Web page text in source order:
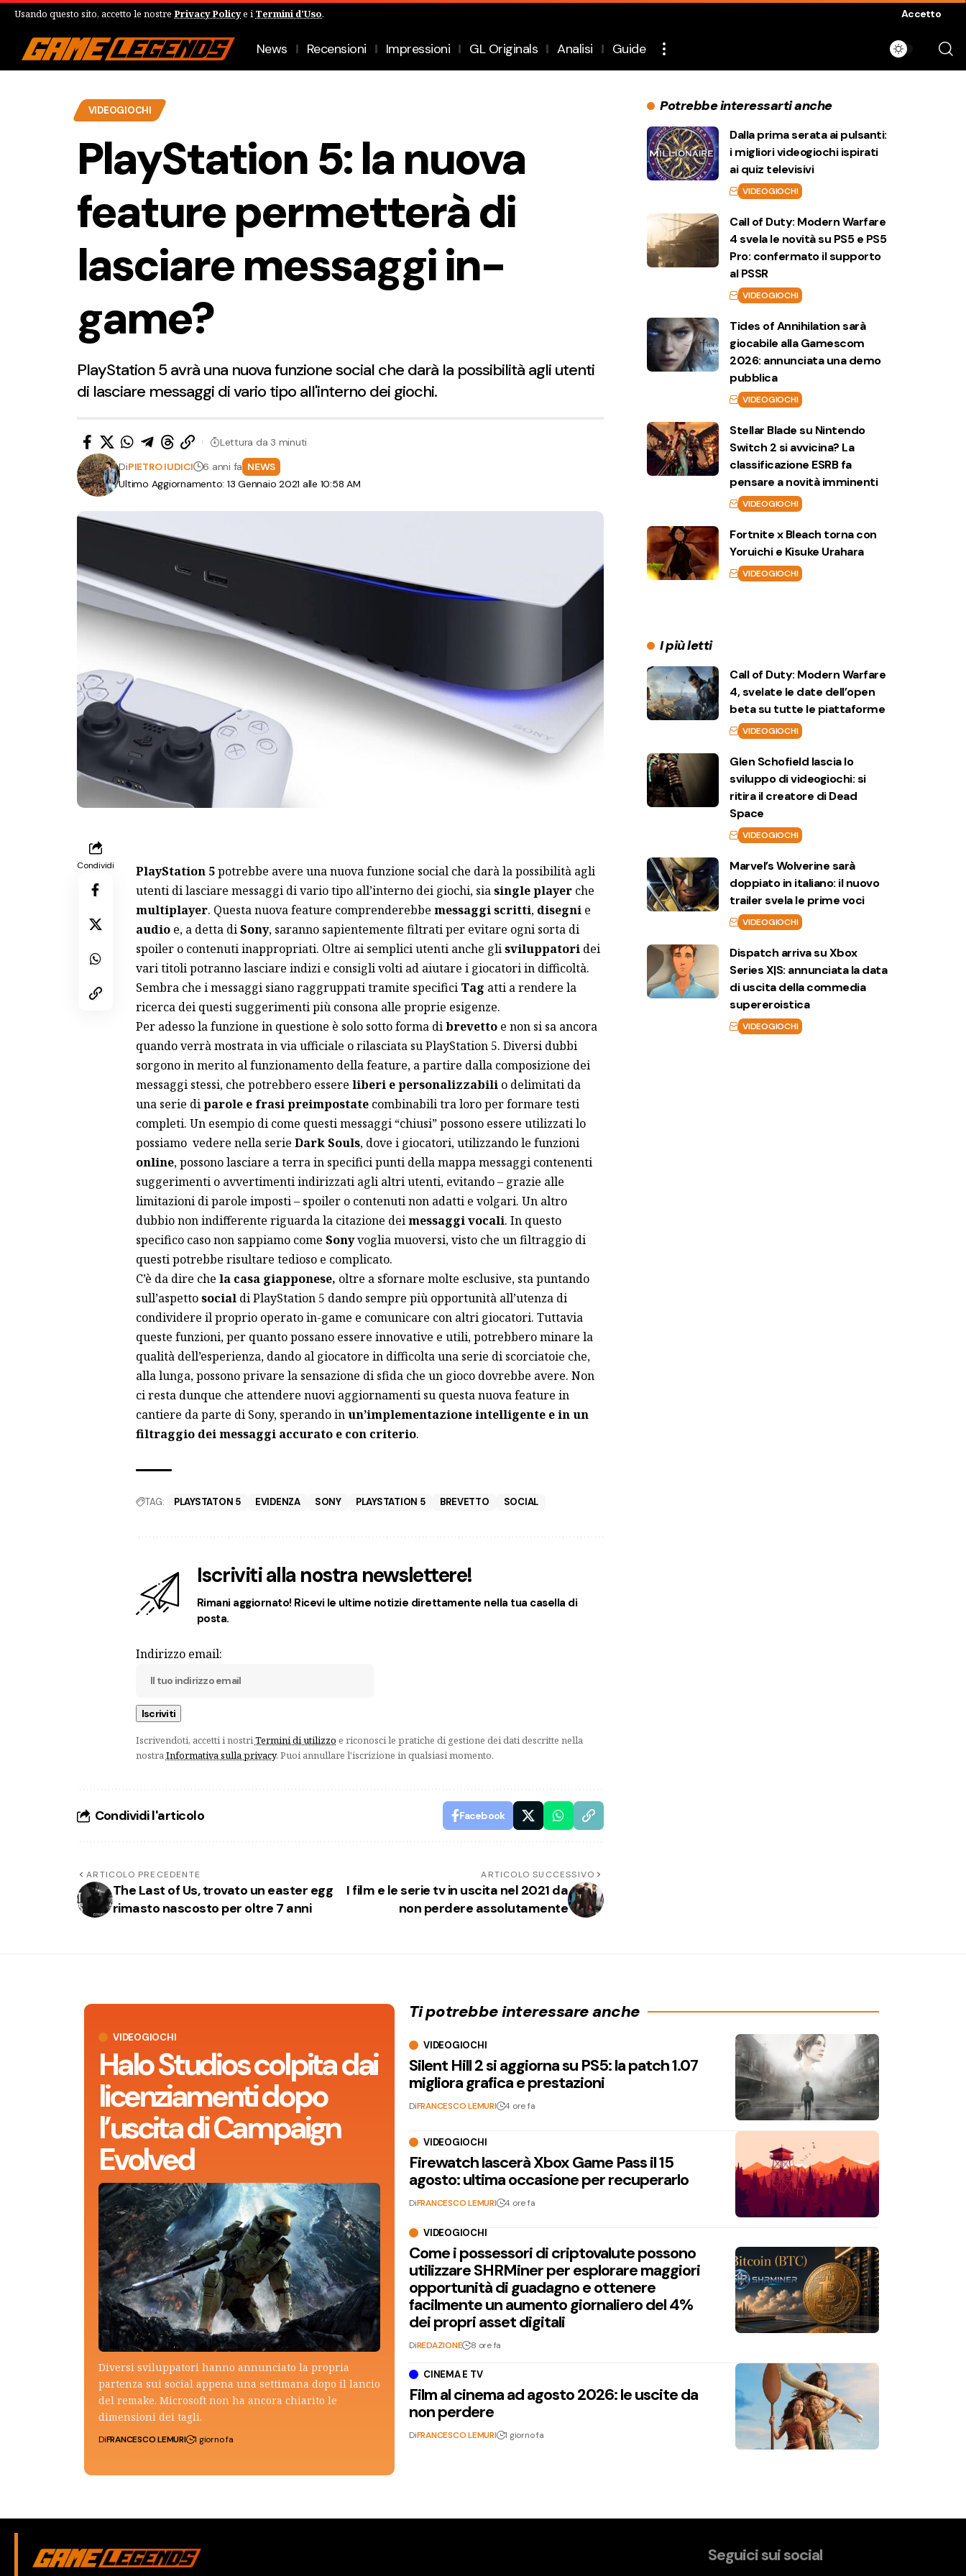
Usando questo sito, accetto le nostre Privacy Policye i Termini d'Uso. Accetto
News Recensioni Impressioni GL Originals Analisi Guide
VIDEOGIOCHI
PlayStation 5: la nuova
feature permetterà di
lasciare messaggi in-
game?
PlayStation 5 avrà una nuova funzione social che darà la possibilità agli utenti
di lasciare messaggi di vario tipo all'interno dei giochi.
Ultimo Aggiornamento: 13 Gennaio 2021 alle 10:58 AM
DiPIETRO IUDICI 6 anni fa NEWS
Lettura da 3 minuti
Condividi PlayStation 5potrebbe avere una nuova funzione social che darà la possibilità agli
utenti di lasciare messaggi di vario tipo all’interno dei giochi, siasingle playerche
multiplayer. Questa nuova feature comprenderebbe messaggi scritti,disegnie
audioe, a detta diSony, saranno sapientemente filtrati per evitare ogni sorta di
spoiler o contenuti inappropriati. Oltre ai semplici utenti anche glisviluppatoridei
vari titoli potranno lasciare indizi e consigli volti ad aiutare i giocatori in difficoltà.
Sembra che i messaggi siano raggruppati tramite specifici Tag atti a rendere la
ricerca dei questi suggerimenti più consona alle proprie esigenze.
Per adesso la funzione in questione è solo sotto forma dibrevettoe non si sa ancora
quando verrà mostrata in via ufficiale o rilasciata su PlayStation 5. Diversi dubbi
sorgono in merito al funzionamento della feature, a partire dalla composizione dei
messaggi stessi, che potrebbero essere liberi e personalizzabilio delimitati da
una serie diparole e frasi preimpostatecombinabili tra loro per formare testi
completi. Un esempio di come questi messaggi “chiusi” possono essere utilizzati lo
possiamo vedere nella serie Dark Souls, dove i giocatori, utilizzando le funzioni
online, possono lasciare a terra in specifici punti della mappa messaggi contenenti
suggerimenti o avvertimenti indirizzati agli altri utenti, evitando – grazie alle
limitazioni di parole imposti – spoiler o contenuti non adatti e volgari. Un altro
dubbio non indifferente riguarda la citazione deimessaggi vocali. In questo
specifico caso non sappiamo come Sonyvoglia muoversi, visto che un filtraggio di
questi potrebbe risultare tedioso e complicato.
C’è da dire che la casa giapponese, oltre a sfornare molte esclusive, sta puntando
sull’aspettosocialdi PlayStation 5 dando sempre più opportunità all’utenza di
condividere il proprio operato in-game e comunicare con altri giocatori. Tuttavia
queste funzioni, per quanto possano essere innovative e utili, potrebbero minare la
qualità dell’esperienza, dando al giocatore in difficolta una serie di scorciatoie che,
alla lunga, possono privare la sensazione di sfida che un gioco dovrebbe avere. Non
ci resta dunque che attendere nuovi aggiornamenti su questa nuova feature in
cantiere da parte di Sony, sperando inun’implementazione intelligente e in un
filtraggio dei messaggi accurato e con criterio.
TAG: PLAYSTATON 5 EVIDENZA SONY PLAYSTATION 5 BREVETTO SOCIAL
Iscriviti alla nostra newslettere!
Rimani aggiornato! Ricevi le ultime notizie direttamente nella tua casella di
posta.
Indirizzo email:
Iscrivendoti, accetti i nostriTermini di utilizzo e riconosci le pratiche di gestione dei dati descritte nella
nostraInformativa sulla privacy. Puoi annullare l'iscrizione in qualsiasi momento.
Condividi l'articolo Facebook
ARTICOLO PRECEDENTE
The Last of Us, trovato un easter egg
rimasto nascosto per oltre 7 anni
ARTICOLO SUCCESSIVO
I film e le serie tv in uscita nel 2021 da
non perdere assolutamente
Potrebbe interessarti anche
Dalla prima serata ai pulsanti:
i migliori videogiochi ispirati
ai quiz televisivi
VIDEOGIOCHI
Call of Duty: Modern Warfare
4 svela le novità su PS5 e PS5
Pro: confermato il supporto
al PSSR
VIDEOGIOCHI
Tides of Annihilation sarà
giocabile alla Gamescom
2026: annunciata una demo
pubblica
VIDEOGIOCHI
Stellar Blade su Nintendo
Switch 2 si avvicina? La
classificazione ESRB fa
pensare a novità imminenti
VIDEOGIOCHI
Fortnite x Bleach torna con
Yoruichi e Kisuke Urahara
VIDEOGIOCHI
I più letti
Call of Duty: Modern Warfare
4, svelate le date dell’open
beta su tutte le piattaforme
VIDEOGIOCHI
Glen Schofield lascia lo
sviluppo di videogiochi: si
ritira il creatore di Dead
Space
VIDEOGIOCHI
Marvel’s Wolverine sarà
doppiato in italiano: il nuovo
trailer svela le prime voci
VIDEOGIOCHI
Dispatch arriva su Xbox
Series X|S: annunciata la data
di uscita della commedia
supereroistica
VIDEOGIOCHI
VIDEOGIOCHI
Halo Studios colpita dai
licenziamenti dopo
l’uscita di Campaign
Evolved
Diversi sviluppatori hanno annunciato la propria
partenza sui social appena una settimana dopo il lancio
del remake. Microsoft non ha ancora chiarito le
dimensioni dei tagli.
DiFRANCESCO LEMURI 1 giorno fa
Ti potrebbe interessare anche
VIDEOGIOCHI
Silent Hill 2 si aggiorna su PS5: la patch 1.07
migliora grafica e prestazioni
DiFRANCESCO LEMURI 4 ore fa
VIDEOGIOCHI
Firewatch lascerà Xbox Game Pass il 15
agosto: ultima occasione per recuperarlo
DiFRANCESCO LEMURI 4 ore fa
VIDEOGIOCHI
Come i possessori di criptovalute possono
utilizzare SHRMiner per esplorare maggiori
opportunità di guadagno e ottenere
facilmente un aumento giornaliero del 4%
dei propri asset digitali
DiREDAZIONE 8 ore fa
CINEMA E TV
Film al cinema ad agosto 2026: le uscite da
non perdere
DiFRANCESCO LEMURI 1 giorno fa
Seguici sui social